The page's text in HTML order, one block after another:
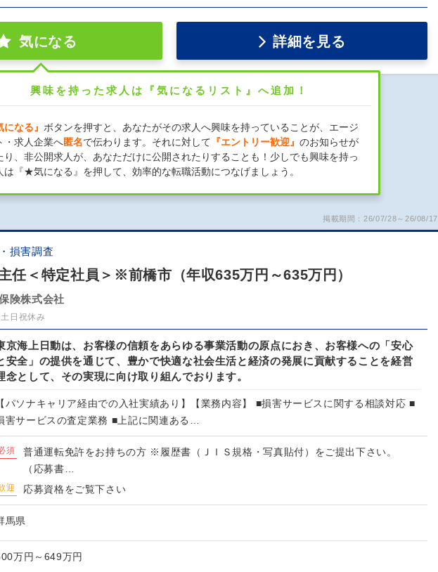
気になる 詳細を見る
興味を持った求人は『気になるリスト』へ追加！
になる』 ボタンを押すと、あなたがその求人へ興味を持っていることが、エージ
・求人企業へ匿名で伝わります。それに対して 『エントリー歓迎』 のお知らせが
り、非公開求人が、あなただけに公開されたりすることも！少しでも興味を持っ
は『★気になる』を押して、効率的な転職活動につなげましょう。
掲載期間：26/07/28～26/08/17
損害調査
任＜特定社員＞※前橋市（年収635万円～635万円）
険株式会社
土日祝休み
京海上日動は、お客様の信頼をあらゆる事業活動の原点におき、お客様への「安心
安全」の提供を通じて、豊かで快適な社会生活と経済の発展に貢献することを経営
念として、その実現に向け取り組んでおります。
【パソナキャリア経由での入社実績あり】【業務内容】 ■損害サービスに関する相談対応 ■
害サービスの査定業務 ■上記に関連ある…
須
普通運転免許をお持ちの方 ※履歴書（ＪＩＳ規格・写真貼付）をご提出下さい。
（応募書…
迎 応募資格をご覧下さい
馬県
万円～649万円